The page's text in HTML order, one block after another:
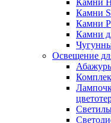
Камни
Камни
Камни
Камни
Освещение